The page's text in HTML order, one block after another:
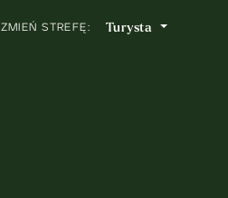
ZMIEŃ STREFĘ: Turysta